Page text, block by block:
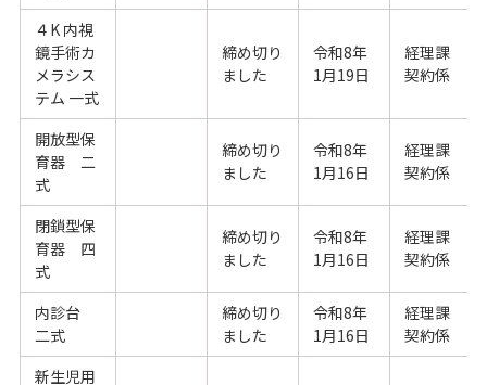
４K 内視
鏡手術カ
メラシス
テム 一式
締め切り
ました
令和8年
1月19日
経理課
契約係
開放型保
育器 二
式
締め切り
ました
令和8年
1月16日
経理課
契約係
閉鎖型保
育器 四
式
締め切り
ました
令和8年
1月16日
経理課
契約係
内診台
二式
締め切り
ました
令和8年
1月16日
経理課
契約係
新生児用